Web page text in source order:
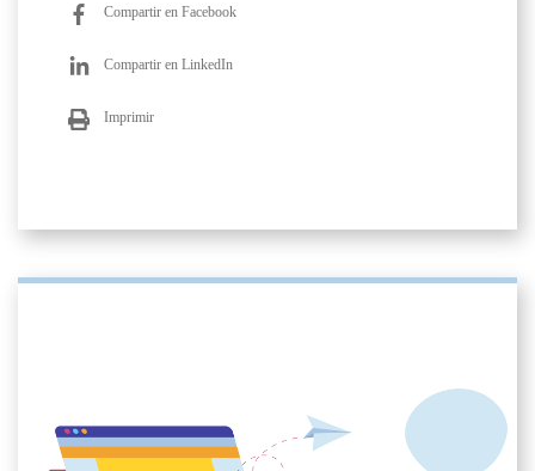
Compartir en Facebook
Compartir en LinkedIn
Imprimir